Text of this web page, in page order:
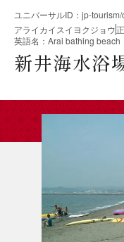
ユニバーサルID ： jp-
アライカイスイヨクジョウ
英語名 ： Arai bathing beach
新井海水浴